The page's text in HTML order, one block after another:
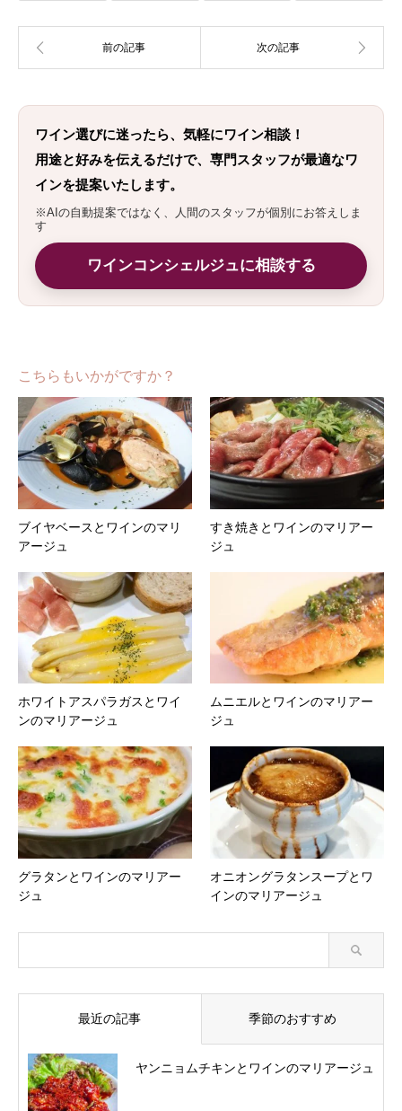
ワイン選びに迷ったら、気軽にワイン相談！
用途と好みを伝えるだけで、専門スタッフが最適なワ
インを提案いたします。
※AIの自動提案ではなく、人間のスタッフが個別にお答えしま
す
ワインコンシェルジュに相談する
こちらもいかがですか？
ブイヤベースとワインのマリ
アージュ
すき焼きとワインのマリアー
ジュ
ホワイトアスパラガスとワイ
ンのマリアージュ
ムニエルとワインのマリアー
ジュ
グラタンとワインのマリアー
ジュ
オニオングラタンスープとワ
インのマリアージュ
最近の記事 季節のおすすめ
ヤンニョムチキンとワインのマリアージュ